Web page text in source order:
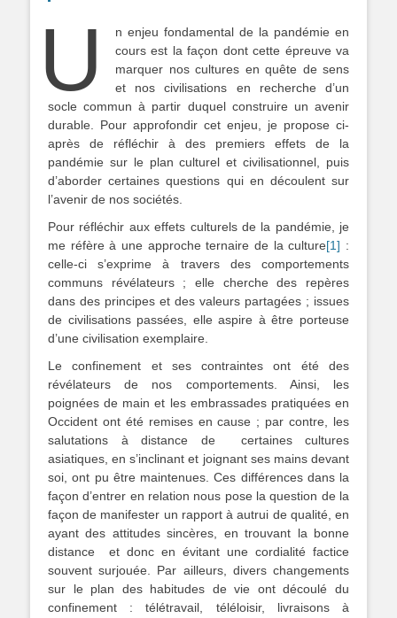
U
n enjeu fondamental de la pandémie en
cours est la façon dont cette épreuve va
marquer nos cultures en quête de sens
et nos civilisations en recherche d’un
socle commun à partir duquel construire un avenir
durable. Pour approfondir cet enjeu, je propose ci-
après de réfléchir à des premiers effets de la
pandémie sur le plan culturel et civilisationnel, puis
d’aborder certaines questions qui en découlent sur
l’avenir de nos sociétés.
Pour réfléchir aux effets culturels de la pandémie, je
me réfère à une approche ternaire de la culture[1] :
celle-ci s’exprime à travers des comportements
communs révélateurs ; elle cherche des repères
dans des principes et des valeurs partagées ; issues
de civilisations passées, elle aspire à être porteuse
d’une civilisation exemplaire.
Le confinement et ses contraintes ont été des
révélateurs de nos comportements. Ainsi, les
poignées de main et les embrassades pratiquées en
Occident ont été remises en cause ; par contre, les
salutations à distance de certaines cultures
asiatiques, en s’inclinant et joignant ses mains devant
soi, ont pu être maintenues. Ces différences dans la
façon d’entrer en relation nous pose la question de la
façon de manifester un rapport à autrui de qualité, en
ayant des attitudes sincères, en trouvant la bonne
distance et donc en évitant une cordialité factice
souvent surjouée. Par ailleurs, divers changements
sur le plan des habitudes de vie ont découlé du
confinement : télétravail, téléloisir, livraisons à